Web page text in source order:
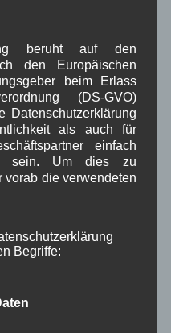
beruht auf den
den Europäischen
beim Erlass
(DS-GVO)
Datenschutzerklärung
als auch für
einfach
sein. Um dies zu
vorab die verwendeten
Begriffe: